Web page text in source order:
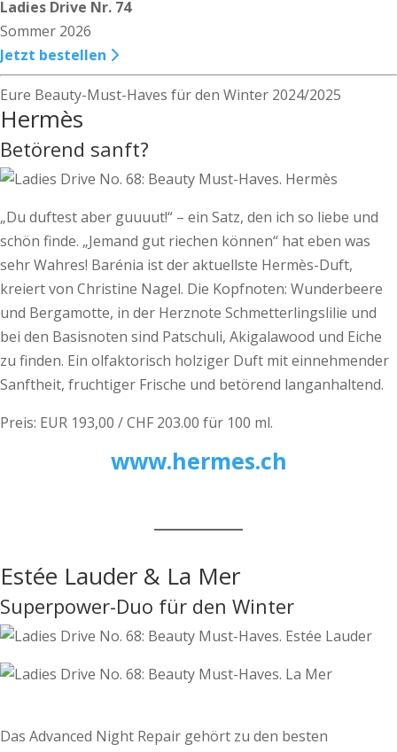
Ladies Drive Nr. 74
Sommer 2026
Jetzt bestellen
Eure Beauty-Must-Haves für den Winter 2024/2025
Hermès
Betörend sanft?
„Du duftest aber guuuut!“ – ein Satz, den ich so liebe und
schön finde. „Jemand gut riechen können“ hat eben was
sehr Wahres! Barénia ist der aktuellste Hermès-Duft,
kreiert von Christine Nagel. Die Kopf­noten: Wunderbeere
und Bergamotte, in der Herznote Schmetterlingslilie und
bei den Basisnoten sind Patschuli, Akigalawood und ­Eiche
zu finden. Ein olfaktorisch holziger Duft mit einnehmender
Sanftheit, fruchtiger Frische und betörend langanhaltend.
Preis: EUR 193,00 / CHF 203.00 für 100 ml.
www.hermes.ch
Estée Lauder & La Mer
Superpower-Duo für den Winter
Das Advanced Night Repair gehört zu den besten